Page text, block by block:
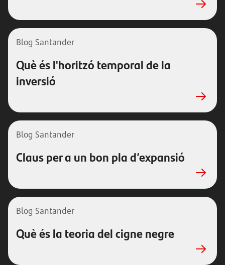
Blog Santander
Què és l'horitzó temporal de la
inversió
Blog Santander
Claus per a un bon pla d’expansió
Blog Santander
Què és la teoria del cigne negre